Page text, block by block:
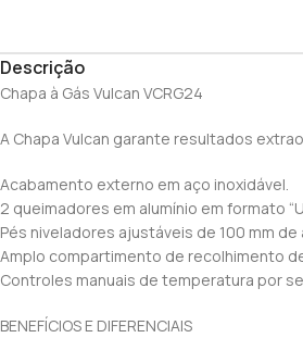
Descrição
Chapa à Gás Vulcan VCRG24
A Chapa Vulcan garante resultados
Acabamento externo em aço inoxidável.
2 queimadores em alumínio em formato
Pés niveladores ajustáveis de 100 mm de
Amplo compartimento de recolhimento
Controles manuais de temperatura por
BENEFÍCIOS E DIFERENCIAIS